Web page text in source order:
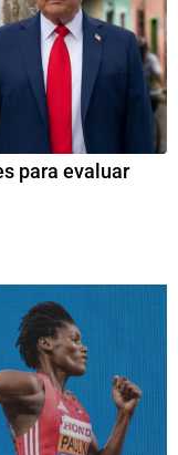
para evaluar